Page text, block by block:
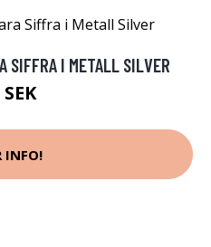
SIFFRA I METALL SILVER
INFO!